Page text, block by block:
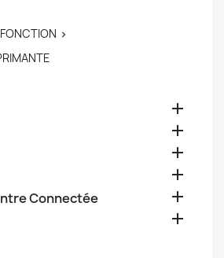





Connectée 
